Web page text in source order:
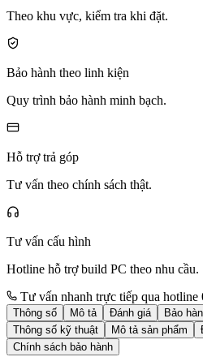
Theo khu vực, kiểm tra khi đặt.
Bảo hành theo linh kiện
Quy trình bảo hành minh bạch.
Hỗ trợ trả góp
Tư vấn theo chính sách thật.
Tư vấn cấu hình
Hotline hỗ trợ build PC theo nhu cầu.
Tư vấn nhanh trực tiếp qua hotline
Thông số Mô tả Đánh giá
Bảo
Thông số kỹ thuật
Mô tả sản phẩm
Chính sách bảo hành